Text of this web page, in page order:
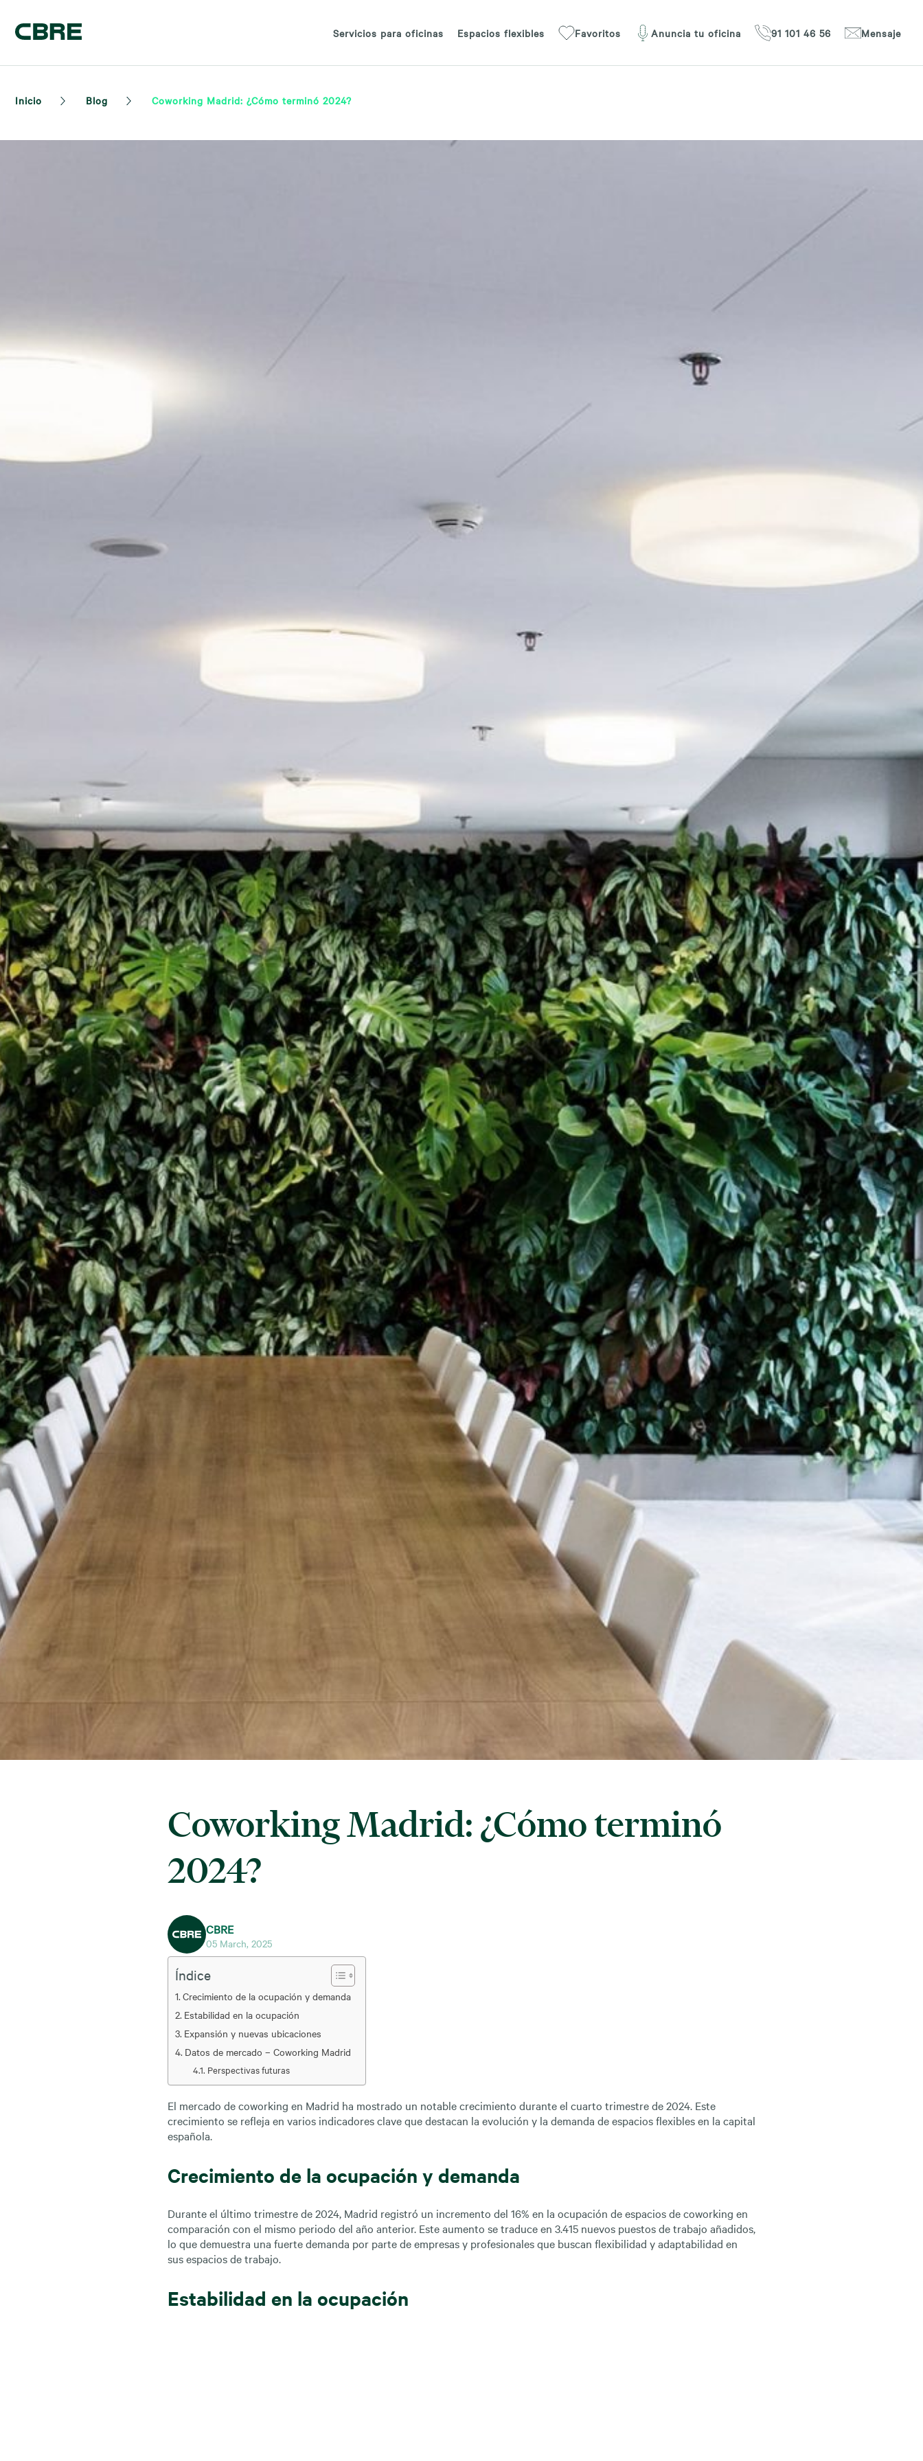
Servicios para oficinas Espacios flexibles Favoritos Anuncia tu oficina 91 101 46 56 Mensaje
Inicio Blog Coworking Madrid: ¿Cómo terminó 2024?
Coworking Madrid: ¿Cómo terminó
2024?
CBRE
05 March, 2025
Índice
Crecimiento de la ocupación y demanda
Estabilidad en la ocupación
Expansión y nuevas ubicaciones
Datos de mercado – Coworking Madrid
Perspectivas futuras
El mercado decoworking en Madrid ha mostrado un notable crecimiento durante el cuarto trimestre de 2024. Este
crecimiento se refleja en varios indicadores clave que destacan la evolución y la demanda deespacios flexiblesen la capital
española.
Crecimiento de la ocupación y demanda
Durante el último trimestre de 2024, Madrid registró un incremento del 16% en la ocupación de espacios de coworking en
comparación con el mismo periodo del año anterior. Este aumento se traduce en 3.415 nuevos puestos de trabajo añadidos,
lo que demuestra una fuerte demanda por parte de empresas y profesionales que buscan flexibilidad y adaptabilidad en
sus espacios de trabajo.
Estabilidad en la ocupación